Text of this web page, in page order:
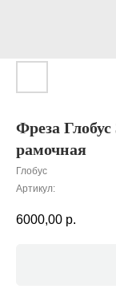
Фреза
рамочная
Глобус
Артикул:
6000,00 р.